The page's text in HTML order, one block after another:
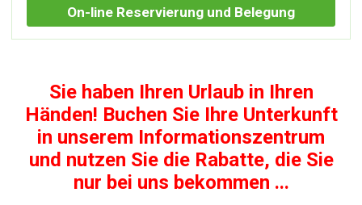
On-line Reservierung und Belegung
Sie haben Ihren Urlaub in Ihren
Händen! Buchen Sie Ihre Unterkunft
in unserem Informationszentrum
und nutzen Sie die Rabatte, die Sie
nur bei uns bekommen ...